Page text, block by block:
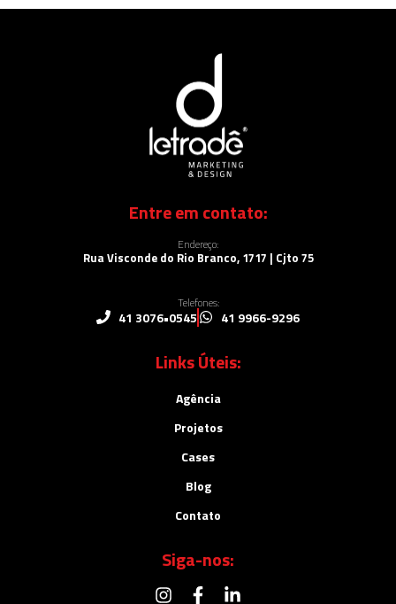
Entre em contato:
Endereço:
Rua Visconde do Rio Branco, 1717 | Cjto 75
Telefones:
41 3076•0545 41 9966-9296
Links Úteis:
Agência
Projetos
Cases
Blog
Contato
Siga-nos: